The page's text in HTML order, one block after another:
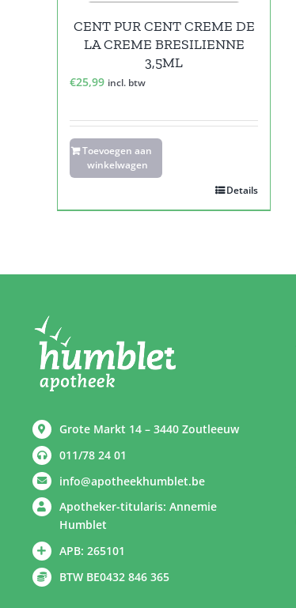
CENT PUR CENT CREME DE
LA CREME BRESILIENNE
3,5ML
€25,99 incl. btw
Toevoegen aan
winkelwagen
Details
Grote Markt 14 – 3440 Zoutleeuw
011/78 24 01
info@apotheekhumblet.be
Apotheker-titularis: Annemie
Humblet
APB: 265101
BTW BE0432 846 365